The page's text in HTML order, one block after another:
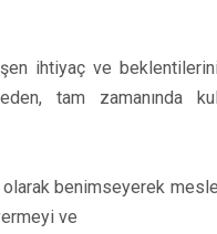
ihtiyaç ve
tam zamanında
benimseyerek
ve